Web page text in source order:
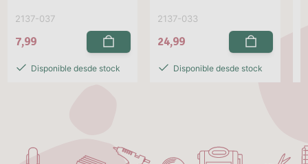
2137-037
7,99
Disponible desde stock
2137-033
24,99
Disponible desde stock